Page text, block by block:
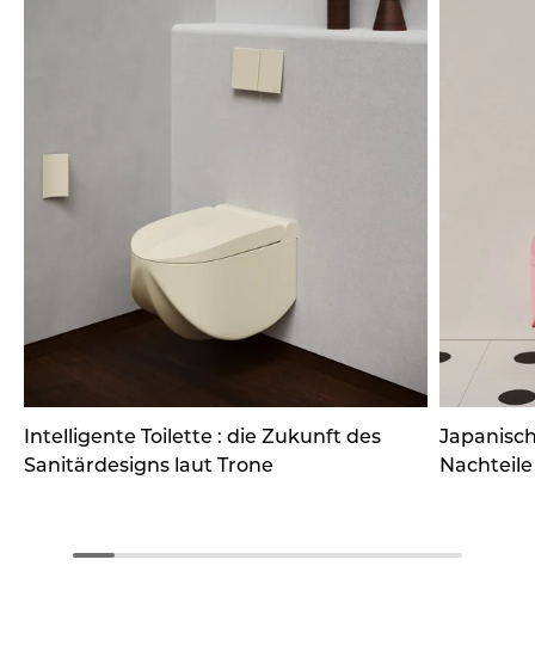
Intelligente Toilette : die Zukunft des
Sanitärdesigns laut Trone
Nachteile